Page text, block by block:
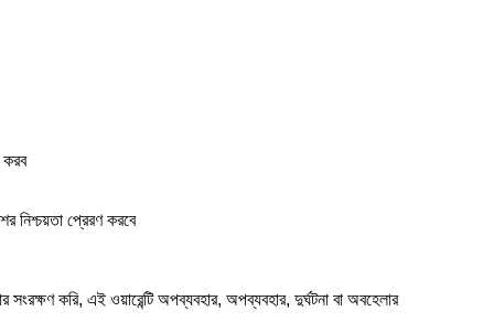
করব
নিশ্চয়তা প্রেরণ করবে
করি, এই ওয়ারেন্টি অপব্যবহার, অপব্যবহার, দুর্ঘটনা বা অবহেলার